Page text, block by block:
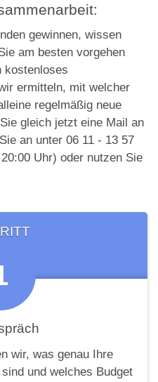
gewinnen, wissen
am besten vorgehen
kostenloses
ermitteln, mit welcher
regelmäßig neue
gleich jetzt eine Mail an
an unter 06 11 - 13 57
Uhr) oder nutzen Sie
wir, was genau Ihre
und welches Budget